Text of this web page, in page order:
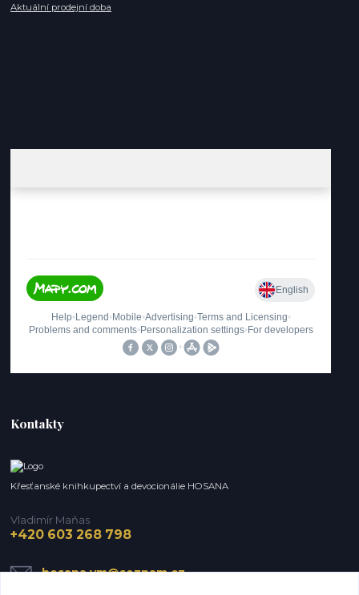
Aktuální prodejní doba
Kontakty
Křesťanské knihkupectví a devocionálie HOSANA
Vladimír Maňas
+420 603 268 798
hosana.vm@seznam.cz